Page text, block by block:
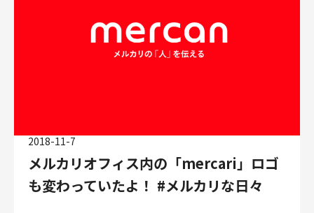
メルカリShops
AI/LLM
職種
2018-11-7
メルカリオフィス内の「mercari」ロゴ
も変わっていたよ！ #メルカリな日々